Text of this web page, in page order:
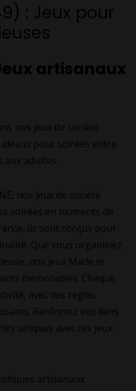
: Jeux pour
Jeux artisanaux
nos jeux de société
pour soirées entre
adultes.
nos jeux de société
soirées en moments de
ils sont conçus pour
Que vous organisiez
nos jeux Made in
mémorables. Chaque
avec des règles
Renforcez vos liens
uniques avec ces jeux
artisanaux